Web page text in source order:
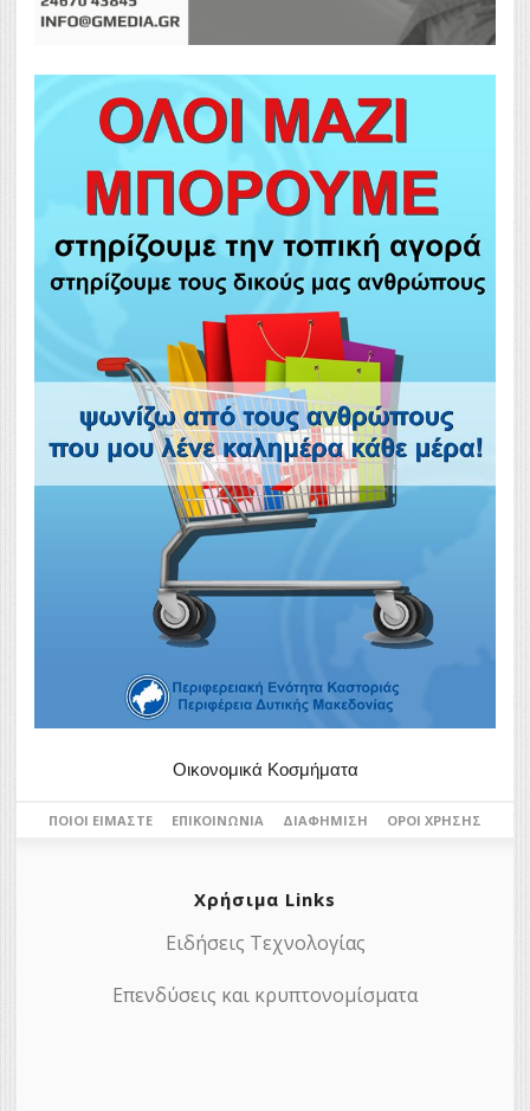
Οικονομικά Κοσμήματα
ΠΟΙΟΙ ΕΊΜΑΣΤΕ ΕΠΙΚΟΙΝΩΝΊΑ ΔΙΑΦΉΜΙΣΗ ΌΡΟΙ ΧΡΉΣΗΣ
Χρήσιμα Links
Ειδήσεις Τεχνολογίας
Επενδύσεις και κρυπτονομίσματα